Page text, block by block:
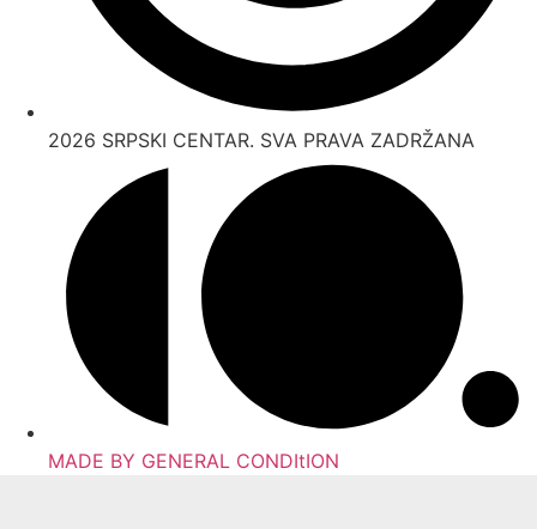
2026 SRPSKI CENTAR. SVA PRAVA ZADRŽANA
MADE BY GENERAL CONDItION